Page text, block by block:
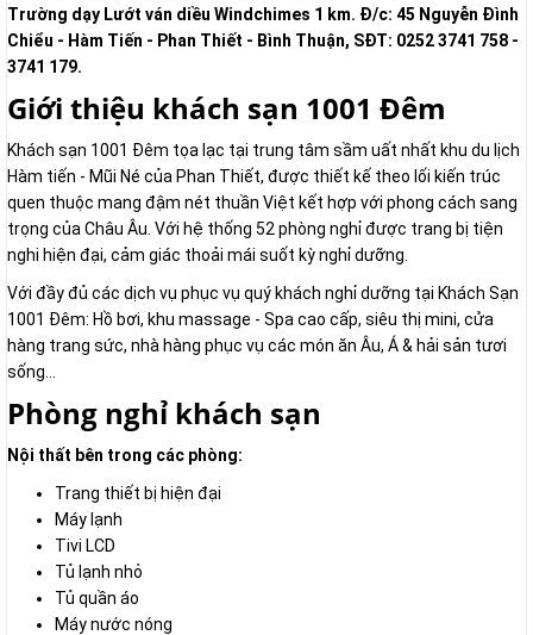
Trường dạy Lướt ván diều Windchimes 1 km. Đ/c: 45 Nguyễn Đình
Chiểu - Hàm Tiến - Phan Thiết - Bình Thuận, SĐT: 0252 3741 758 -
3741 179.
Giới thiệu khách sạn 1001 Đêm
Khách sạn 1001 Đêm tọa lạc tại trung tâm sầm uất nhất khu du lịch
Hàm tiến - Mũi Né của Phan Thiết, được thiết kế theo lối kiến trúc
quen thuộc mang đậm nét thuần Việt kết hợp với phong cách sang
trọng của Châu Âu. Với hệ thống 52 phòng nghỉ được trang bị tiện
nghi hiện đại, cảm giác thoải mái suốt kỳ nghỉ dưỡng.
Với đầy đủ các dịch vụ phục vụ quý khách nghỉ dưỡng tại Khách Sạn
1001 Đêm: Hồ bơi, khu massage - Spa cao cấp, siêu thị mini, cửa
hàng trang sức, nhà hàng phục vụ các món ăn Âu, Á & hải sản tươi
sống...
Phòng nghỉ khách sạn
Nội thất bên trong các phòng:
Trang thiết bị hiện đại
Máy lạnh
Tivi LCD
Tủ lạnh nhỏ
Tủ quần áo
Máy nước nóng